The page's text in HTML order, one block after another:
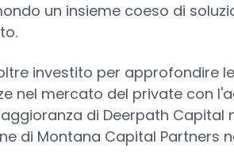
un insieme coeso di
investito per approfondire
nel mercato del private con
di Deerpath Capital
di Montana Capital Partners